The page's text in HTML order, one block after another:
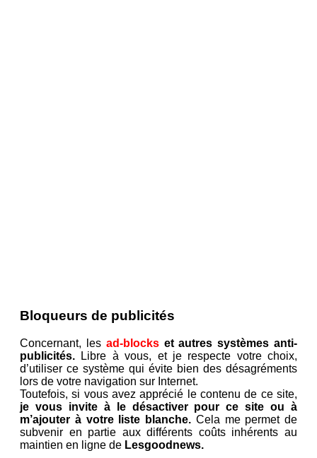
Bloqueurs de publicités
Concernant, les ad-blockset autres systèmes anti-
publicités. Libre à vous, et je respecte votre choix,
d’utiliser ce système qui évite bien des désagréments
lors de votre navigation sur Internet.
Toutefois, si vous avez apprécié le contenu de ce site,
je vous invite à le désactiver pour ce site ou à
m’ajouter à votre liste blanche. Cela me permet de
subvenir en partie aux différents coûts inhérents au
maintien en ligne de Lesgoodnews.